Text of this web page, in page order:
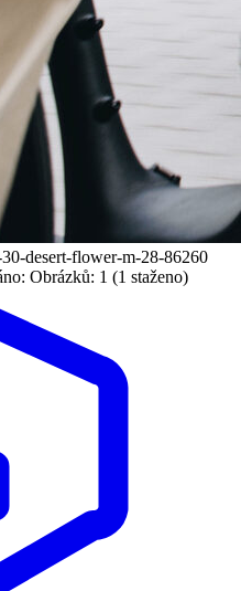
desert-flower-m-28-86260
Obrázků: 1 (1 staženo)